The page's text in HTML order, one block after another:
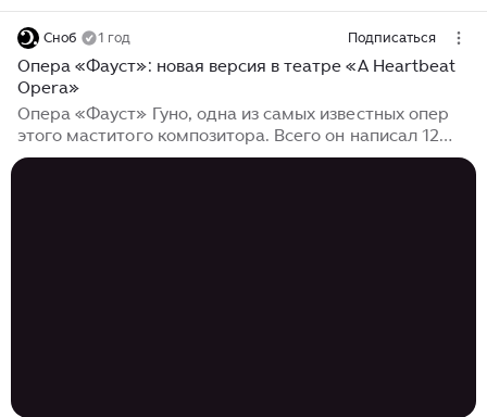
Сноб 1 год Подписаться
Опера «Фауст»: новая версия в театре «A Heartbeat
Opera»
Опера «Фауст» Гуно, одна из самых известных опер
этого маститого композитора. Всего он написал 12
опер, а также знаменитую мелодию «Аве Мария»,